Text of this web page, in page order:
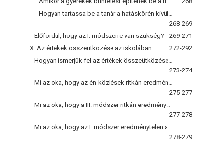
268-269
Előfordul, hogy az I. módszerre van szükség?
269-271
X. Az értékek összeütközése az iskolában
272-292
273-274
275-277
277-278
278-279